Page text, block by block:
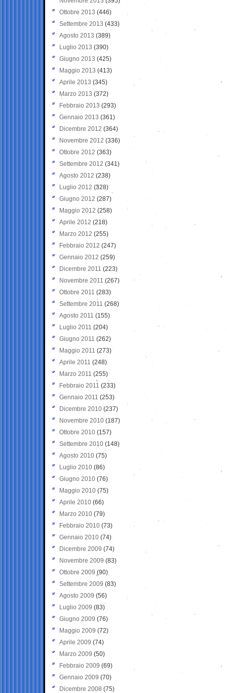
Ottobre 2013 (446)
Settembre 2013 (433)
Agosto 2013 (389)
Luglio 2013 (390)
Giugno 2013 (425)
Maggio 2013 (413)
Aprile 2013 (345)
Marzo 2013 (372)
Febbraio 2013 (293)
Gennaio 2013 (361)
Dicembre 2012 (364)
Novembre 2012 (336)
Ottobre 2012 (363)
Settembre 2012 (341)
Agosto 2012 (238)
Luglio 2012 (328)
Giugno 2012 (287)
Maggio 2012 (258)
Aprile 2012 (218)
Marzo 2012 (255)
Febbraio 2012 (247)
Gennaio 2012 (259)
Dicembre 2011 (223)
Novembre 2011 (267)
Ottobre 2011 (283)
Settembre 2011 (268)
Agosto 2011 (155)
Luglio 2011 (204)
Giugno 2011 (262)
Maggio 2011 (273)
Aprile 2011 (248)
Marzo 2011 (255)
Febbraio 2011 (233)
Gennaio 2011 (253)
Dicembre 2010 (237)
Novembre 2010 (187)
Ottobre 2010 (157)
Settembre 2010 (148)
Agosto 2010 (75)
Luglio 2010 (86)
Giugno 2010 (76)
Maggio 2010 (75)
Aprile 2010 (66)
Marzo 2010 (79)
Febbraio 2010 (73)
Gennaio 2010 (74)
Dicembre 2009 (74)
Novembre 2009 (83)
Ottobre 2009 (90)
Settembre 2009 (83)
Agosto 2009 (56)
Luglio 2009 (83)
Giugno 2009 (76)
Maggio 2009 (72)
Aprile 2009 (74)
Marzo 2009 (50)
Febbraio 2009 (69)
Gennaio 2009 (70)
Dicembre 2008 (75)